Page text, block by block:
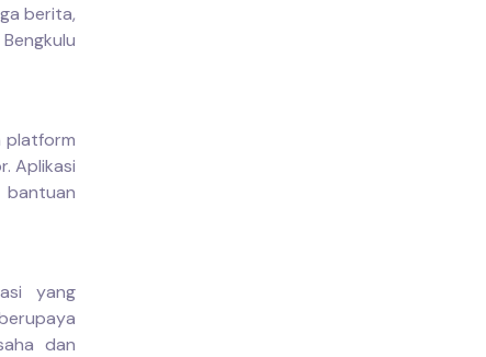
berita,
platform
Aplikasi
yang
dan